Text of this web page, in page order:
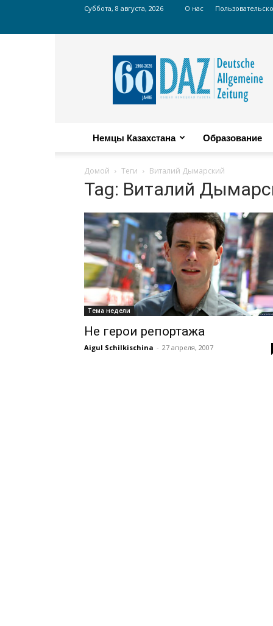
Суббота, 8 августа, 2026 О нас
Russian
DAZ
Немцы Казахстана Образование
Домой Теги Виталий Дымарский
Tag: Виталий
Тема недели
Не герои репортажа
Aigul Schilkischina - 27 апреля, 2007